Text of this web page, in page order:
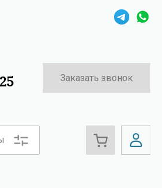
Заказать звонок